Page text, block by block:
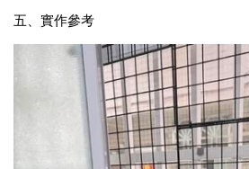
五、實作參考